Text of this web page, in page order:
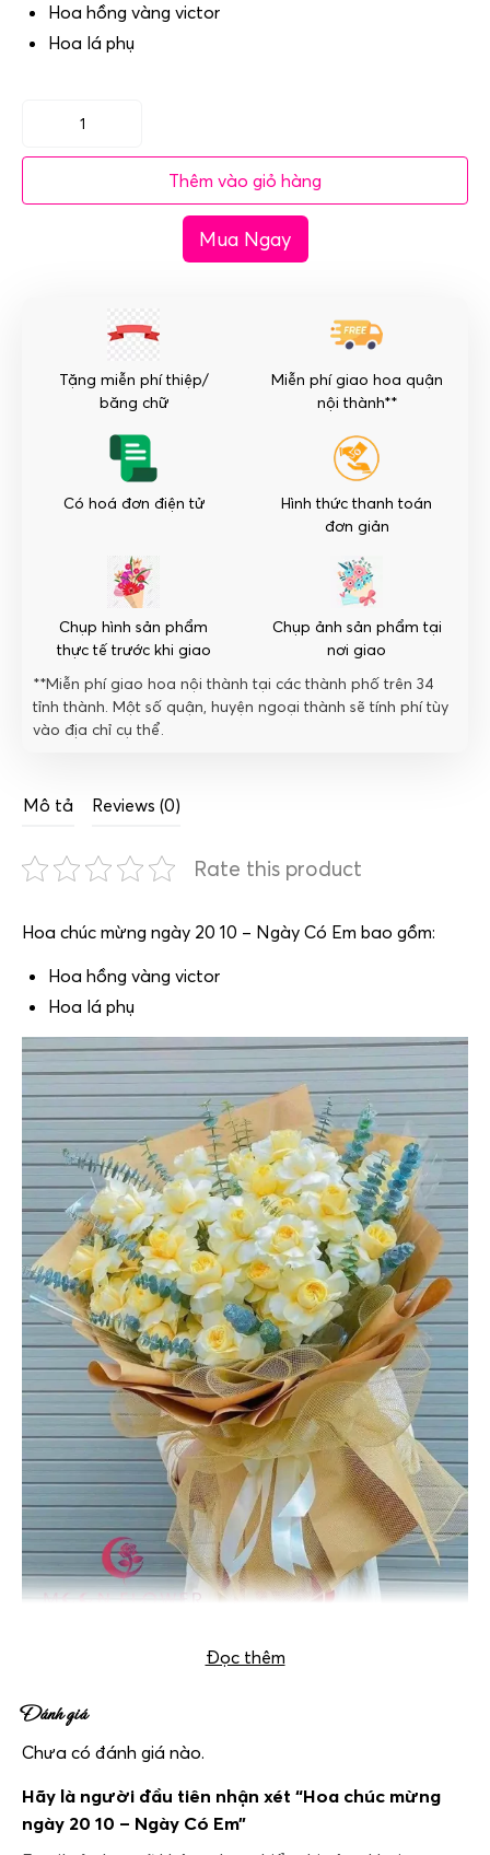
Hoa hồng vàng victor
Hoa lá phụ
Hoa
chúc
Thêm vào giỏ hàng
Mua Ngay
Tặng miễn phí thiệp/
băng chữ
Miễn phí giao hoa quận
nội thành**
Có hoá đơn điện tử
Hình thức thanh toán
đơn giản
Chụp hình sản phẩm
thực tế trước khi giao
Chụp ảnh sản phẩm tại
nơi giao
**Miễn phí giao hoa nội thành tại các thành phố trên 34
tỉnh thành. Một số quận, huyện ngoại thành sẽ tính phí tùy
vào địa chỉ cụ thể.
Mô tả Reviews (0)
Rate this product
Hoa chúc mừng ngày 20 10 – Ngày Có Em bao gồm:
Hoa hồng vàng victor
Hoa lá phụ
Đọc thêm
Đánh giá
Chưa có đánh giá nào.
Hãy là người đầu tiên nhận xét “Hoa chúc mừng
ngày 20 10 – Ngày Có Em”